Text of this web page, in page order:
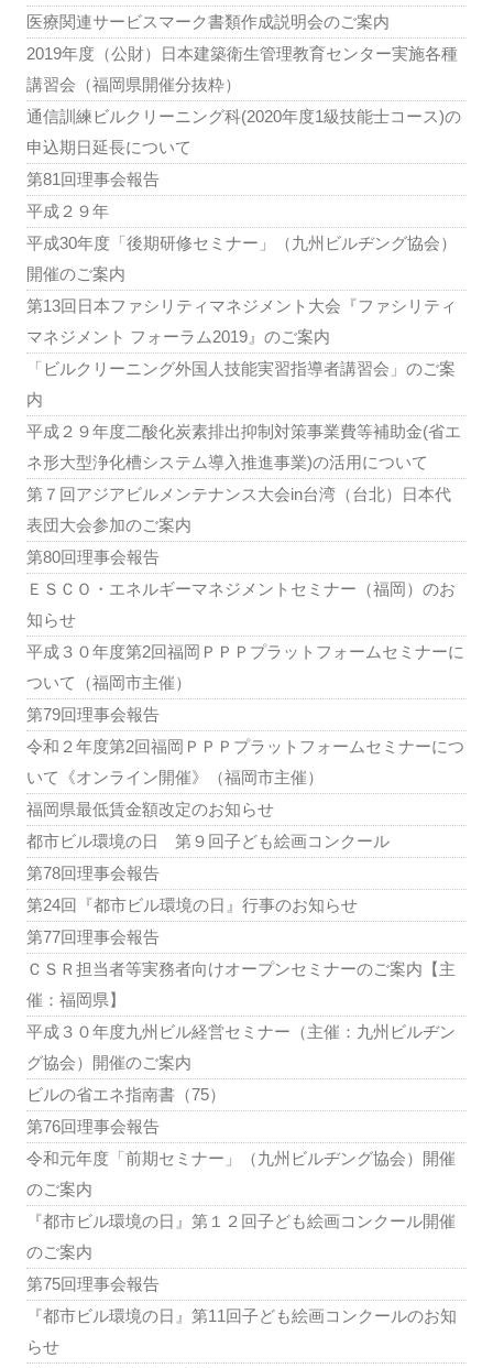
医療関連サービスマーク書類作成説明会のご案内
2019年度（公財）日本建築衛生管理教育センター実施各種
講習会（福岡県開催分抜粋）
通信訓練ビルクリーニング科(2020年度1級技能士コース)の
申込期日延長について
第81回理事会報告
平成２９年
平成30年度「後期研修セミナー」（九州ビルヂング協会）
開催のご案内
第13回日本ファシリティマネジメント大会『ファシリティ
マネジメント フォーラム2019』のご案内
「ビルクリーニング外国人技能実習指導者講習会」のご案
内
平成２９年度二酸化炭素排出抑制対策事業費等補助金(省エ
ネ形大型浄化槽システム導入推進事業)の活用について
第７回アジアビルメンテナンス大会in台湾（台北）日本代
表団大会参加のご案内
第80回理事会報告
ＥＳＣＯ・エネルギーマネジメントセミナー（福岡）のお
知らせ
平成３０年度第2回福岡ＰＰＰプラットフォームセミナーに
ついて（福岡市主催）
第79回理事会報告
令和２年度第2回福岡ＰＰＰプラットフォームセミナーにつ
いて《オンライン開催》（福岡市主催）
福岡県最低賃金額改定のお知らせ
都市ビル環境の日 第９回子ども絵画コンクール
第78回理事会報告
第24回『都市ビル環境の日』行事のお知らせ
第77回理事会報告
ＣＳＲ担当者等実務者向けオープンセミナーのご案内【主
催：福岡県】
平成３０年度九州ビル経営セミナー（主催：九州ビルヂン
グ協会）開催のご案内
ビルの省エネ指南書（75）
第76回理事会報告
令和元年度「前期セミナー」（九州ビルヂング協会）開催
のご案内
『都市ビル環境の日』第１２回子ども絵画コンクール開催
のご案内
第75回理事会報告
『都市ビル環境の日』第11回子ども絵画コンクールのお知
らせ